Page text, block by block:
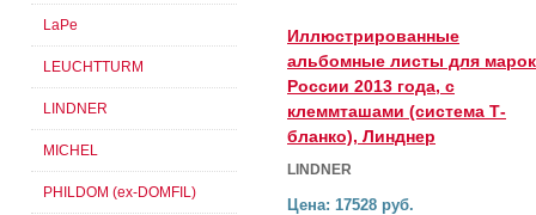
Иллюстрированные
альбомные листы для марок
России 2013 года, с
клеммташами (система Т-
бланко), Линднер
LINDNER
Цена: 17528 руб.
LaPe
LEUCHTTURM
LINDNER
MICHEL
PHILDOM (ex-DOMFIL)